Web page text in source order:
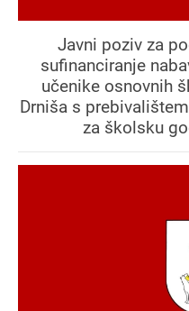
Javni poziv za
sufinanciranje
učenike osnovnih
Drniša s
za školsku